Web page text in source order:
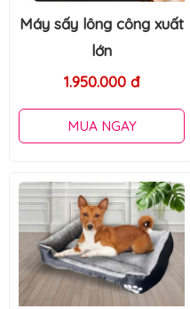
Lồng quây
Liên hệ
MUA NGAY